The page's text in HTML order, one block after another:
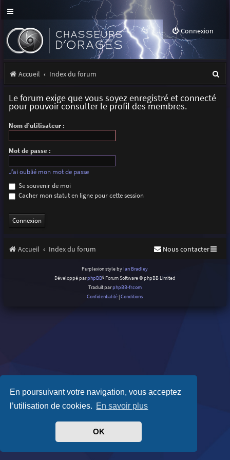
En poursuivant votre navigation, vous acceptez
l’utilisation de cookies. En savoir plus
OK
Connexion
Accueil Index du forum
Le forum exige que vous soyez enregistré et connecté
pour pouvoir consulter le profil des membres.
Nom d’utilisateur :
Mot de passe :
J’ai oublié mon mot de passe
Se souvenir de moi
Cacher mon statut en ligne pour cette session
Accueil Index du forum Nous contacter
Purplexion style by Ian Bradley
Développé parphpBB® Forum Software © phpBB Limited
Traduit parphpBB-fr.com
Confidentialité |Conditions